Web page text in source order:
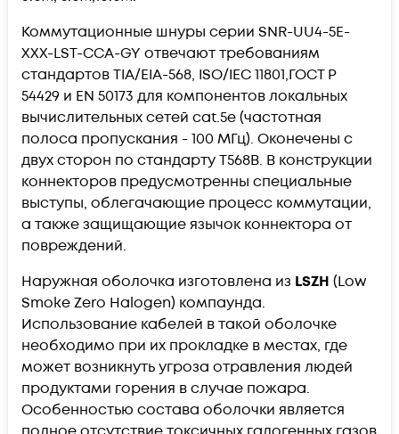
Коммутационные шнуры серии SNR-UU4-5E-
XXX-LST-CCA-GY отвечают требованиям
стандартов TIA/EIA-568, ISO/IEC 11801,ГОСТ Р
54429 и EN 50173 для компонентов локальных
вычислительных сетей cat.5e (частотная
полоса пропускания - 100 МГц). Оконечены с
двух сторон по стандарту T568B. В конструкции
коннекторов предусмотренны специальные
выступы, облегачающие процесс коммутации,
а также защищающие язычок коннектора от
повреждений.
Наружная оболочка изготовлена из LSZH (Low
Smoke Zero Halogen) компаунда.
Использование кабелей в такой оболочке
необходимо при их прокладке в местах, где
может возникнуть угроза отравления людей
продуктами горения в случае пожара.
Особенностью состава оболочки является